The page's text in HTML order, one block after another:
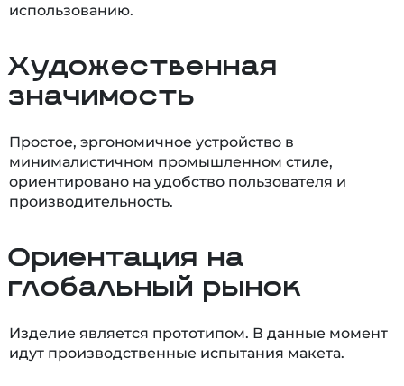
использованию.
Художественная
значимость
Простое, эргономичное устройство в
минималистичном промышленном стиле,
ориентировано на удобство пользователя и
производительность.
Ориентация на
глобальный рынок
Изделие является прототипом. В данные момент
идут производственные испытания макета.